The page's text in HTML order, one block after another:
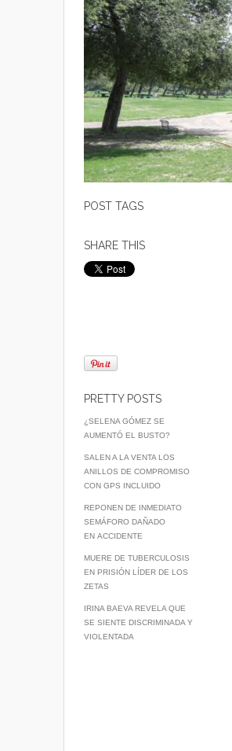
POST TAGS
SHARE THIS
PRETTY POSTS
¿SELENA GÓMEZ SE
AUMENTÓ EL BUSTO?
SALEN A LA VENTA LOS
ANILLOS DE COMPROMISO
CON GPS INCLUIDO
REPONEN DE INMEDIATO
SEMÁFORO DAÑADO
EN ACCIDENTE
MUERE DE TUBERCULOSIS
EN PRISIÓN LÍDER DE LOS
ZETAS
IRINA BAEVA REVELA QUE
SE SIENTE DISCRIMINADA Y
VIOLENTADA